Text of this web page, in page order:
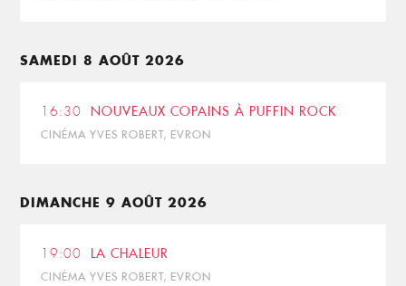
SAMEDI 8 AOÛT 2026
16:30 NOUVEAUX COPAINS À PUFFIN ROCK
CINÉMA YVES ROBERT, EVRON
DIMANCHE 9 AOÛT 2026
19:00 LA CHALEUR
CINÉMA YVES ROBERT, EVRON